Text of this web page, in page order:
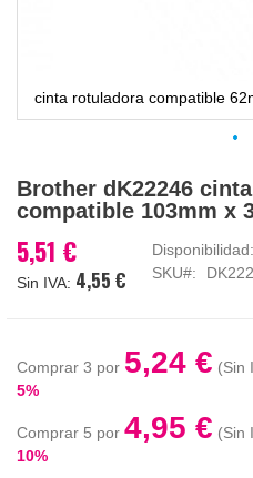
cinta rotuladora compatible
al
comienzo
la
galería
Brother dK22246
compatible 103mm x
5,51 €
4,55 €
Disponibilidad:
SKU
Comprar 3 por 5,24 €
5%
Comprar 5 por 4,95 €
10%